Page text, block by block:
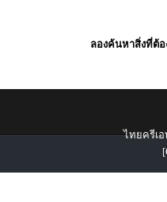
ลองค้นหาสิ่งที่ต้อ
ไทยครีเอ
[